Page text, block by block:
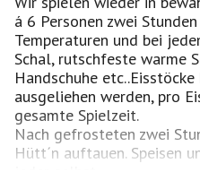
á 6 Personen zwei
Temperaturen und bei
Schal, rutschfeste warme
Handschuhe
ausgeliehen werden, pro
gesamte Spielzeit.
Nach gefrosteten zwei
Hütt´n auftauen. Speisen